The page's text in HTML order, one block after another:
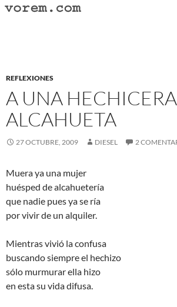
Saltar
REFLEXIONES
A UNA
ALCAHUETA
27 OCTUBRE, 2009 DIESEL 2
Muera ya una mujer
huésped de alcahuetería
que nadie pues ya se ría
por vivir de un alquiler.
Mientras vivió la confusa
buscando siempre el hechizo
sólo murmurar ella hizo
en esta su vida difusa.